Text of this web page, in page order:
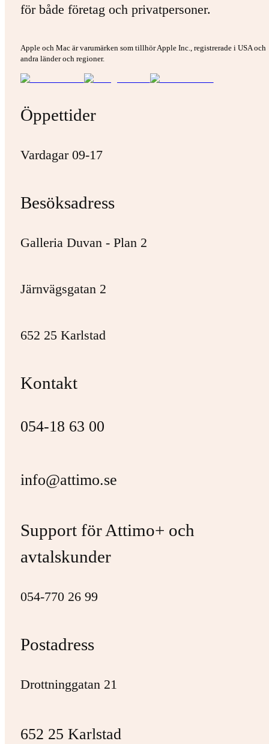
för både företag och privatpersoner.
Apple och Mac är varumärken som tillhör Apple Inc., registrerade i USA och
andra länder och regioner.
Öppettider
Vardagar 09-17
Besöksadress
Galleria Duvan - Plan 2
Järnvägsgatan 2
652 25 Karlstad
Kontakt
054-18 63 00
info@attimo.se
Support för Attimo+ och
avtalskunder
054-770 26 99
Postadress
Drottninggatan 21
652 25 Karlstad